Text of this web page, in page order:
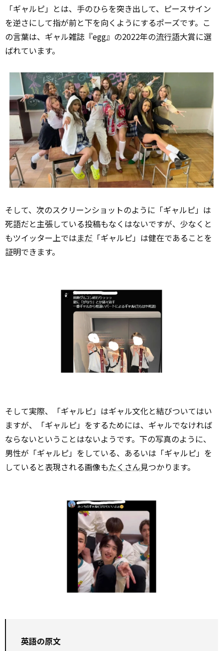
「ギャルピ」とは、手のひらを突き出して、ピースサイン
を逆さにして指が前と下を向くようにするポーズです。こ
の言葉は、ギャル雑誌『egg』の2022年の流行語大賞に選
ばれています。
そして、次のスクリーンショットのように「ギャルピ」は
死語だと主張している投稿もなくはないですが、少なくと
もツイッター上ではまだ 「ギャルピ」は健在であることを
証明できます。
そして実際、「ギャルピ」はギャル文化と結びついてはい
ますが、「ギャルピ」をするためには、ギャルでなければ
ならないということはないようです。下の写真のように、
男性が「ギャルピ」をしている、あるいは「ギャルピ」を
していると表現される画像もたくさん見つかります。
英語の原文